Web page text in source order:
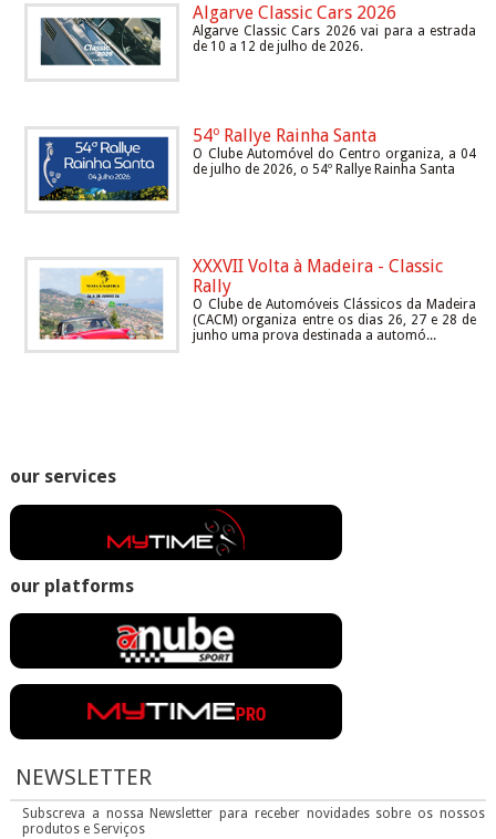
Algarve Classic Cars 2026
Algarve Classic Cars 2026 vai para a estrada
de 10 a 12 de julho de 2026.
54º Rallye Rainha Santa
O Clube Automóvel do Centro organiza, a 04
de julho de 2026, o 54º Rallye Rainha Santa
XXXVII Volta à Madeira - Classic
Rally
O Clube de Automóveis Clássicos da Madeira
(CACM) organiza entre os dias 26, 27 e 28 de
junho uma prova destinada a automó...
our services
our platforms
NEWSLETTER
Subscreva a nossa Newsletter para receber novidades sobre os nossos
produtos e Serviços